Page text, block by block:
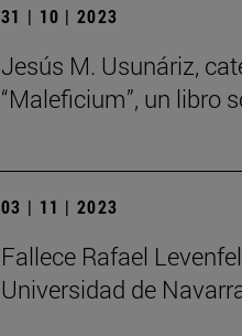
31 | 10 | 2023
Jesús M. Usunáriz,
“Maleficium”, un libro
03 | 11 | 2023
Fallece Rafael
Universidad de